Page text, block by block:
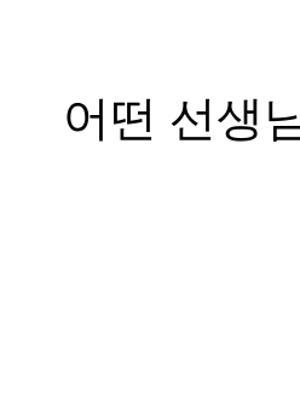
어떤 선생